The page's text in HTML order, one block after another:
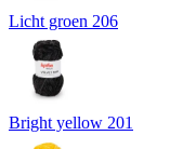
Licht groen 206
Bright yellow 201